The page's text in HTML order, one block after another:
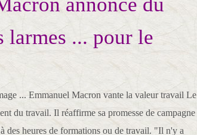
larmes ... pour le
... Emmanuel Macron vante la valeur travail Le
du travail. Il réaffirme sa promesse de campagne
des heures de formations ou de travail. "Il n'y a